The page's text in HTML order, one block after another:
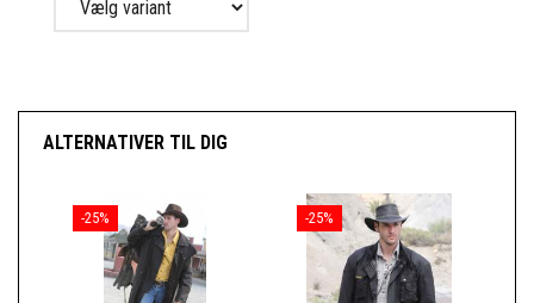
ALTERNATIVER TIL DIG
-25% -25%